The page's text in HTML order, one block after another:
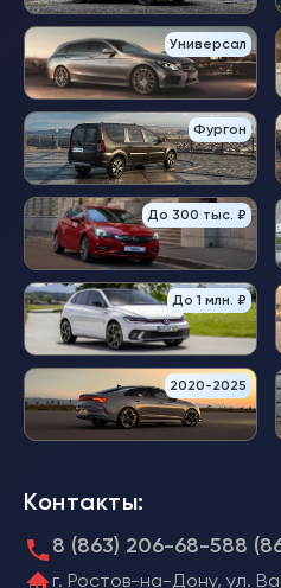
Универсал
Фургон
До 300 тыс. ₽
До 1 млн. ₽
2020-2025
Контакты:
8 (863) 206-68-588
г. Ростов-на-Дону, ул.